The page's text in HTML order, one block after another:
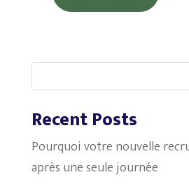
Recent Posts
Pourquoi votre nouvelle
après une seule journée